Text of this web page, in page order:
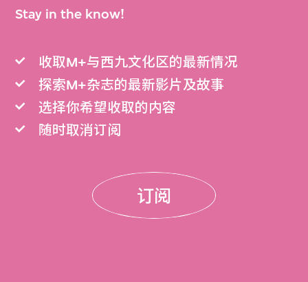
Stay in the know!
收取M+与西九文化区的最新情况
探索M+杂志的最新影片及故事
选择你希望收取的内容
随时取消订阅
订阅